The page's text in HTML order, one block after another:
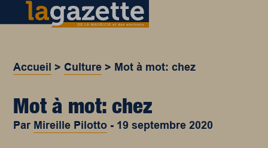
Accueil > Culture > Mot à mot: chez
Mot à mot: chez
Par Mireille Pilotto - 19 septembre 2020